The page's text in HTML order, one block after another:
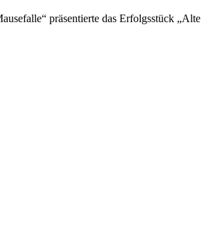
präsentierte das Erfolgsstück „Alte